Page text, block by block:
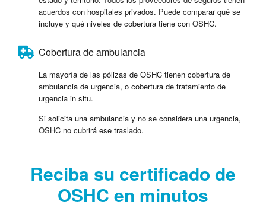
acuerdos con hospitales privados. Puede comparar qué se
incluye y qué niveles de cobertura tiene con OSHC.
Cobertura de ambulancia
La mayoría de las pólizas de OSHC tienen cobertura de
ambulancia de urgencia, o cobertura de tratamiento de
urgencia in situ.
Si solicita una ambulancia y no se considera una urgencia,
OSHC no cubrirá ese traslado.
Reciba su certificado de
OSHC en minutos